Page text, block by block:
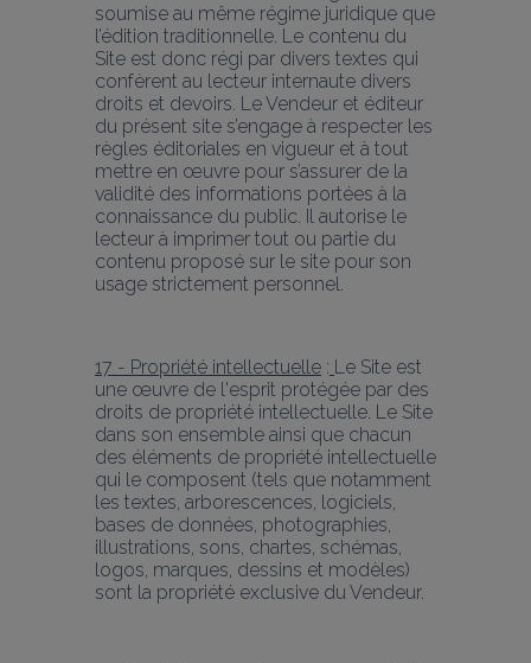
soumise au même régime juridique que
l’édition traditionnelle. Le contenu du
Site est donc régi par divers textes qui
confèrent au lecteur internaute divers
droits et devoirs. Le Vendeur et éditeur
du présent site s’engage à respecter les
règles éditoriales en vigueur et à tout
mettre en œuvre pour s’assurer de la
validité des informations portées à la
connaissance du public. Il autorise le
lecteur à imprimer tout ou partie du
contenu proposé sur le site pour son
usage strictement personnel.
17 - Propriété intellectuelle : Le Site est
une œuvre de l'esprit protégée par des
droits de propriété intellectuelle. Le Site
dans son ensemble ainsi que chacun
des éléments de propriété intellectuelle
qui le composent (tels que notamment
les textes, arborescences, logiciels,
bases de données, photographies,
illustrations, sons, chartes, schémas,
logos, marques, dessins et modèles)
sont la propriété exclusive du Vendeur.